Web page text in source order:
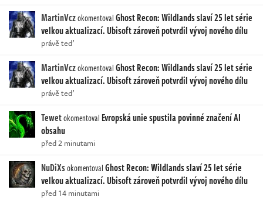
MartinVczokomentovalGhost Recon: Wildlands slaví 25 let série
velkou aktualizací. Ubisoft zároveň potvrdil vývoj nového dílu
právě teď
MartinVczokomentovalGhost Recon: Wildlands slaví 25 let série
velkou aktualizací. Ubisoft zároveň potvrdil vývoj nového dílu
právě teď
Tewetokomentoval Evropská unie spustila povinné značení AI
obsahu
před 2 minutami
NuDiXsokomentovalGhost Recon: Wildlands slaví 25 let série
velkou aktualizací. Ubisoft zároveň potvrdil vývoj nového dílu
před 14 minutami